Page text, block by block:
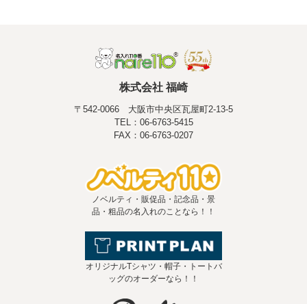
株式会社 福崎
〒542-0066 大阪市中央区瓦屋町2-13-5
TEL：06-6763-5415
FAX：06-6763-0207
ノベルティ・販促品・記念品・景
品・粗品の名入れのことなら！！
オリジナルTシャツ・帽子・トートバ
ッグのオーダーなら！！